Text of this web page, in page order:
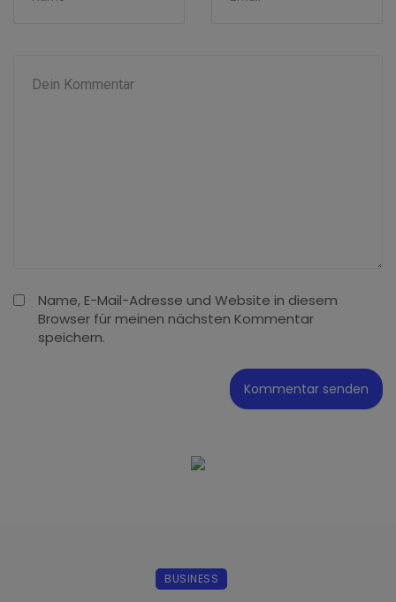
Name, E-Mail-Adresse und Website in diesem
Browser für meinen nächsten Kommentar
speichern.
BUSINESS